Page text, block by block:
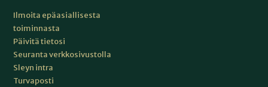
Ilmoita epäasiallisesta
toiminnasta
Päivitä tietosi
Seuranta verkkosivustolla
Sleyn intra
Turvaposti